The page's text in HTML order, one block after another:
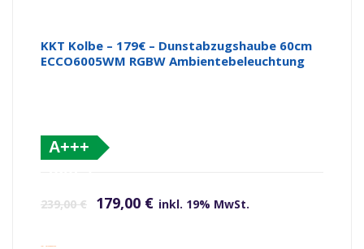
KKT Kolbe – 179€ – Dunstabzugshaube 60cm
ECCO6005WM RGBW Ambientebeleuchtung
A+++
239,00€ 179,00 € inkl. 19% MwSt.
inkl. Versandkosten